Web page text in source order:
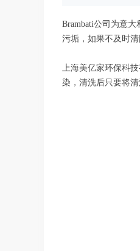
Brambati公司为意
污垢，如果不及时
上海美亿家环保科
染，清洗后只要将